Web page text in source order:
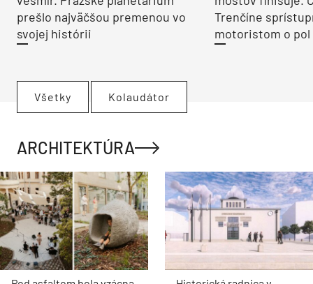
jednoducho nedá
prehliadnuť. Pod strohým
exteriérom sa však skrýva
Sviatky klopú na dvere:
Vyrobte si ekologický
kŕmidlo pre vtáky
Urob si sám
Ani v zime nemusí byť
záhrada bez vitamínov!
Ktoré druhy zeleniny patria
medzi najvhodnejšie na
pestovanie počas zimy?